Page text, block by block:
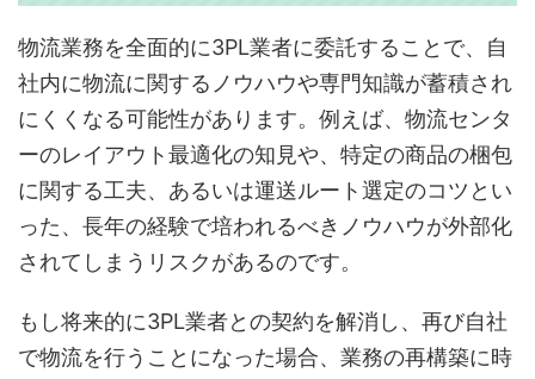
物流業務を全面的に3PL業者に委託することで、自
社内に物流に関するノウハウや専門知識が蓄積され
にくくなる可能性があります。例えば、物流センタ
ーのレイアウト最適化の知見や、特定の商品の梱包
に関する工夫、あるいは運送ルート選定のコツとい
った、長年の経験で培われるべきノウハウが外部化
されてしまうリスクがあるのです。
もし将来的に3PL業者との契約を解消し、再び自社
で物流を行うことになった場合、業務の再構築に時